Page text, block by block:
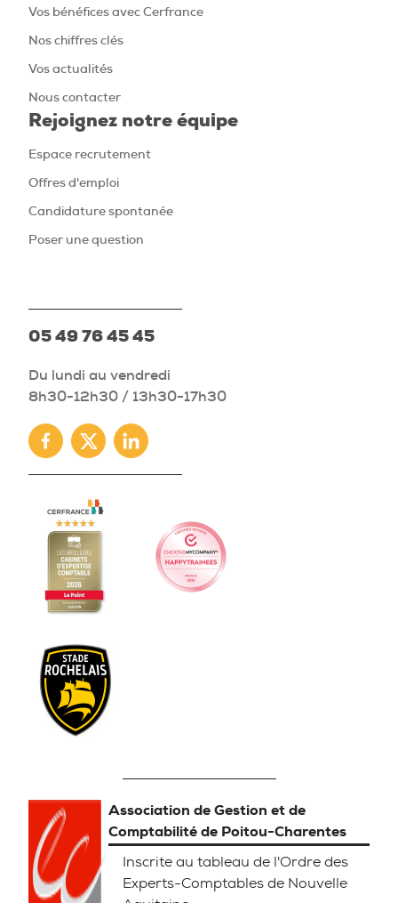
Vos bénéfices avec Cerfrance
Nos chiffres clés
Vos actualités
Nous contacter
Rejoignez notre équipe
Espace recrutement
Offres d'emploi
Candidature spontanée
Poser une question
05 49 76 45 45
Du lundi au vendredi
8h30-12h30 / 13h30-17h30
Facebook
TwitterLinkedin
Association de Gestion et de
Comptabilité de Poitou-Charentes
Inscrite au tableau de l'Ordre des
Experts-Comptables de Nouvelle